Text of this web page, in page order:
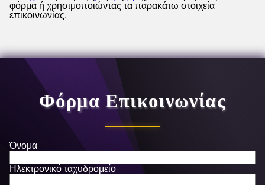
φόρμα ή χρησιμοποιώντας τα παρακάτω στοιχεία
επικοινωνίας.
Φόρμα Επικοινωνίας
Όνομα
Ηλεκτρονικό ταχυδρομείο